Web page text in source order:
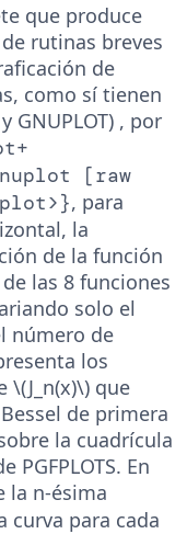
que produce
rutinas breves
de
como sí tienen
GNUPLOT) , por
[raw
, para
la
de la función
las 8 funciones
solo el
número de
los
\(J_n(x)\) que
de primera
la cuadrícula
En
la n-ésima
curva para cada